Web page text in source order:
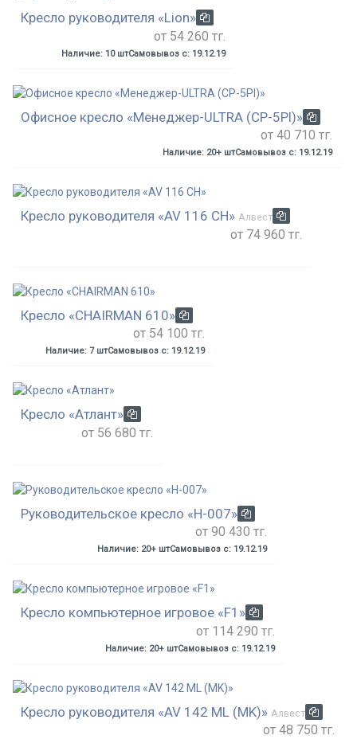
Кресло руководителя «Lion»
от 54 260 тг.
Наличие: 10 штСамовывоз с: 19.12.19
Офисное кресло «Менеджер-ULTRA (CP-5Pl)»
от 40 710 тг.
Наличие: 20+ штСамовывоз с: 19.12.19
Кресло руководителя «AV 116 СН» Алвест
от 74 960 тг.
Кресло «CHAIRMAN 610»
от 54 100 тг.
Наличие: 7 штСамовывоз с: 19.12.19
Кресло «Атлант»
от 56 680 тг.
Руководительское кресло «H-007»
от 90 430 тг.
Наличие: 20+ штСамовывоз с: 19.12.19
Кресло компьютерное игровое «F1»
от 114 290 тг.
Наличие: 20+ штСамовывоз с: 19.12.19
Кресло руководителя «AV 142 ML (MK)» Алвест
от 48 750 тг.